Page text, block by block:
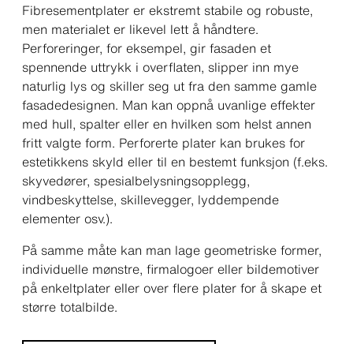
Fibresementplater er ekstremt stabile og robuste,
men materialet er likevel lett å håndtere.
Perforeringer, for eksempel, gir fasaden et
spennende uttrykk i overflaten, slipper inn mye
naturlig lys og skiller seg ut fra den samme gamle
fasadedesignen. Man kan oppnå uvanlige effekter
med hull, spalter eller en hvilken som helst annen
fritt valgte form. Perforerte plater kan brukes for
estetikkens skyld eller til en bestemt funksjon (f.eks.
skyvedører, spesialbelysningsopplegg,
vindbeskyttelse, skillevegger, lyddempende
elementer osv.).
På samme måte kan man lage geometriske former,
individuelle mønstre, firmalogoer eller bildemotiver
på enkeltplater eller over flere plater for å skape et
større totalbilde.